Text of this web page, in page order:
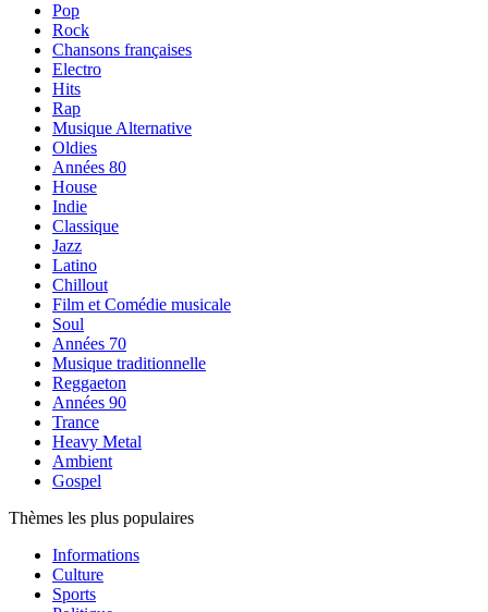
Pop
Rock
Chansons françaises
Electro
Hits
Rap
Musique Alternative
Oldies
Années 80
House
Indie
Classique
Jazz
Latino
Chillout
Film et Comédie musicale
Soul
Années 70
Musique traditionnelle
Reggaeton
Années 90
Trance
Heavy Metal
Ambient
Gospel
Thèmes les plus populaires
Informations
Culture
Sports